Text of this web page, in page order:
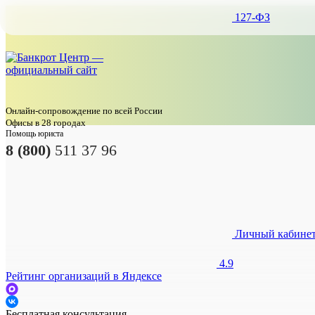
127-ФЗ
Личный
Онлайн-сопровождение по всей России
Офисы в 28 городах
Помощь юриста
8 (800) 511 37 96
4.9
Рейтинг организаций в Яндексе